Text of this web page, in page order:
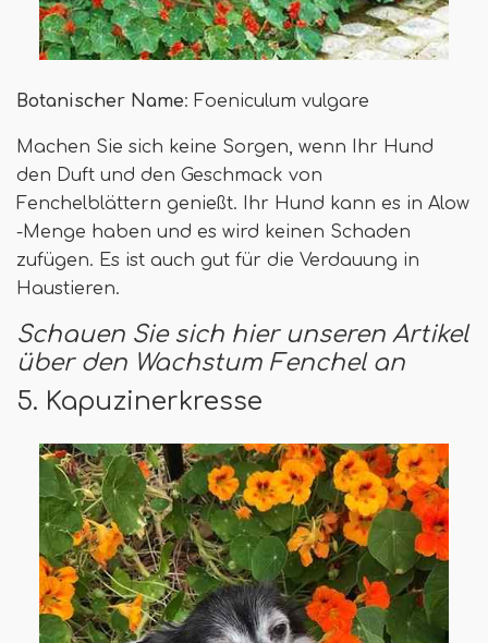
Botanischer Name: Foeniculum vulgare
Machen Sie sich keine Sorgen, wenn Ihr Hund
den Duft und den Geschmack von
Fenchelblättern genießt. Ihr Hund kann es in Alow
-Menge haben und es wird keinen Schaden
zufügen. Es ist auch gut für die Verdauung in
Haustieren.
Schauen Sie sich hier unseren Artikel
über den Wachstum Fenchel an
5. Kapuzinerkresse